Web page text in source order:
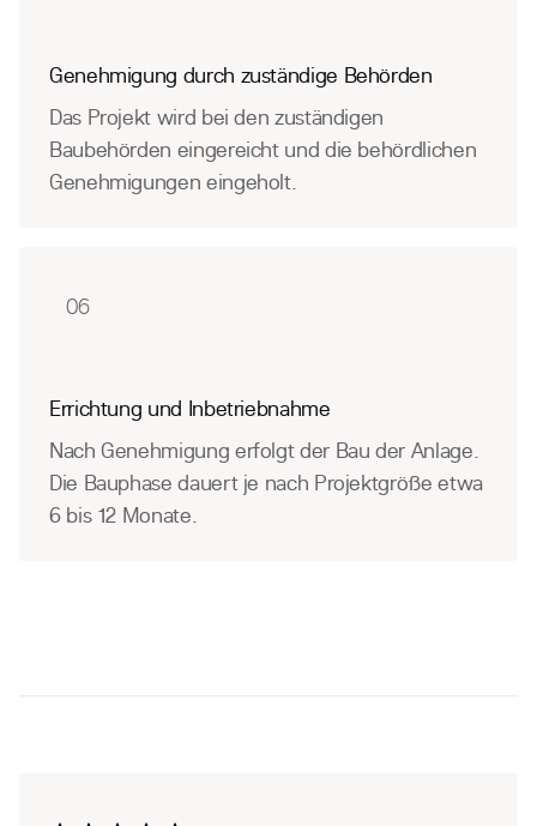
Genehmigung durch zuständige Behörden
Das Projekt wird bei den zuständigen
Baubehörden eingereicht und die behördlichen
Genehmigungen eingeholt.
06
Errichtung und Inbetriebnahme
Nach Genehmigung erfolgt der Bau der Anlage.
Die Bauphase dauert je nach Projektgröße etwa
6 bis 12 Monate.